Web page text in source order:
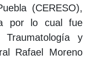
(CERESO),
por lo cual fue
y
Rafael Moreno